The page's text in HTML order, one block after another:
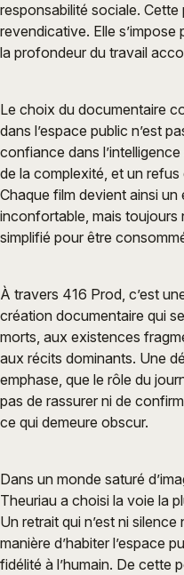
responsabilité sociale. Cette
revendicative. Elle
la profondeur du travail
Le choix du documentaire
dans l’espace public n’est
confiance dans
de la complexité, et un refus
Chaque film devient ainsi
inconfortable, mais toujours
simplifié pour être
À travers 416 Prod, c’est
création documentaire qui
morts, aux existences
aux récits dominants. Une
emphase, que le rôle du
pas de rassurer ni de
ce qui demeure obscur.
Dans un monde saturé
Theuriau a choisi la voie la
Un retrait qui n’est ni
manière d’habiter l’espace
fidélité à l’humain. De cette